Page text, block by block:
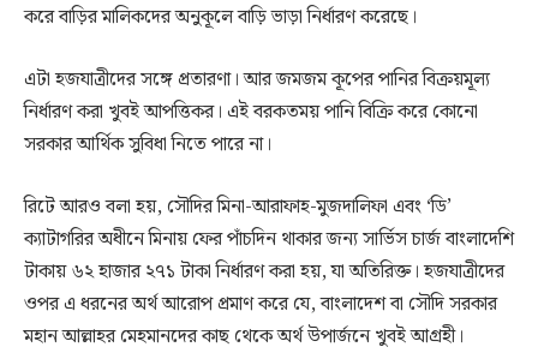
করে বাড়ির মালিকদের অনুকূলে বাড়ি ভাড়া নির্ধারণ করেছে।
এটা হজযাত্রীদের সঙ্গে প্রতারণা। আর জমজম কূপের পানির বিক্রয়মূল্য
নির্ধারণ করা খুবই আপত্তিকর। এই বরকতময় পানি বিক্রি করে কোনো
সরকার আর্থিক সুবিধা নিতে পারে না।
রিটে আরও বলা হয়, সৌদির মিনা-আরাফাহ-মুজদালিফা এবং ‘ডি’
ক্যাটাগরির অধীনে মিনায় ফের পাঁচদিন থাকার জন্য সার্ভিস চার্জ বাংলাদেশি
টাকায় ৬২ হাজার ২৭১ টাকা নির্ধারণ করা হয়, যা অতিরিক্ত। হজযাত্রীদের
ওপর এ ধরনের অর্থ আরোপ প্রমাণ করে যে, বাংলাদেশ বা সৌদি সরকার
মহান আল্লাহর মেহমানদের কাছ থেকে অর্থ উপার্জনে খুবই আগ্রহী।